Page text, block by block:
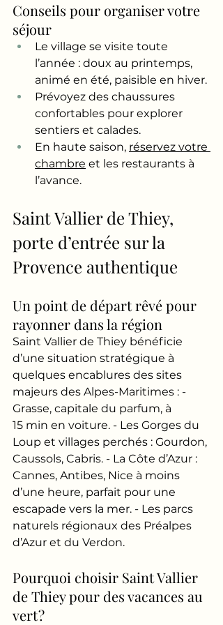
Conseils pour organiser votre
séjour
Le village se visite toute
l’année : doux au printemps,
animé en été, paisible en hiver.
Prévoyez des chaussures
confortables pour explorer
sentiers et calades.
En haute saison, réservez votre
chambre et les restaurants à
l’avance.
Saint Vallier de Thiey,
porte d’entrée sur la
Provence authentique
Un point de départ rêvé pour
rayonner dans la région
Saint Vallier de Thiey bénéficie
d’une situation stratégique à
quelques encablures des sites
majeurs des Alpes-Maritimes : -
Grasse, capitale du parfum, à
15 min en voiture. - Les Gorges du
Loup et villages perchés : Gourdon,
Caussols, Cabris. - La Côte d’Azur :
Cannes, Antibes, Nice à moins
d’une heure, parfait pour une
escapade vers la mer. - Les parcs
naturels régionaux des Préalpes
d’Azur et du Verdon.
Pourquoi choisir Saint Vallier
de Thiey pour des vacances au
vert ?